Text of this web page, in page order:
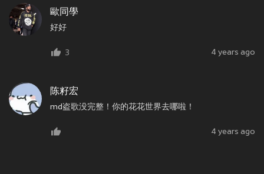
歐同學
好好
3 4 years ago
陈籽宏
md盗歌没完整！你的花花世界去哪啦！
4 years ago